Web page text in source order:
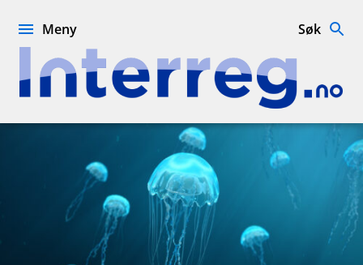
Interreg.no
Meny Søk
ESPON